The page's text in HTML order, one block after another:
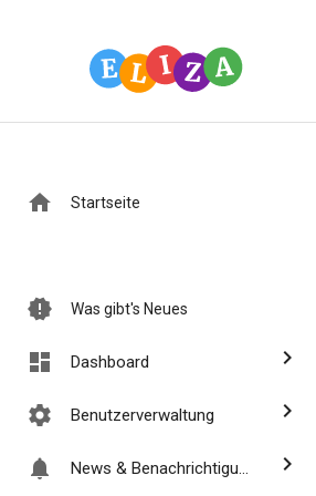
home Startseite
new_releases Was gibt's Neues
dashboard Dashboard chevron_right
settings Benutzerverwaltung chevron_right
notifications News & Benachrichtigungen chevron_right